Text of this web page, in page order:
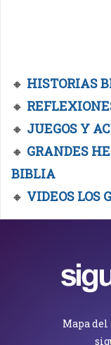
🔸 HISTORIAS
🔸
🔸 JUEGOS Y
🔸 GRANDES
BIBLIA
🔸 VIDEOS LOS
Mapa